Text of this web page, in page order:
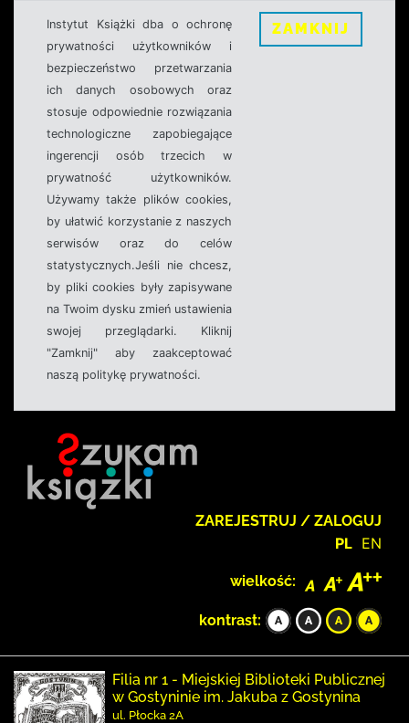
Instytut Książki dba o ochronę
prywatności użytkowników i
bezpieczeństwo przetwarzania
ich danych osobowych oraz
stosuje odpowiednie rozwiązania
technologiczne zapobiegające
ingerencji osób trzecich w
prywatność użytkowników.
Używamy także plików cookies,
by ułatwić korzystanie z naszych
serwisów oraz do celów
statystycznych.Jeśli nie chcesz,
by pliki cookies były zapisywane
na Twoim dysku zmień ustawienia
swojej przeglądarki. Kliknij
"Zamknij" aby zaakceptować
naszą politykę prywatności.
ZAMKNIJ
ZAREJESTRUJ / ZALOGUJ
PL EN
wielkość:
kontrast:
Filia nr 1 - Miejskiej Biblioteki Publicznej
w Gostyninie im. Jakuba z Gostynina
ul. Płocka 2A